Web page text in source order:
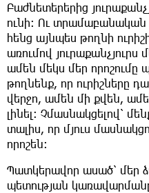
Բաժնետերերից
ունի: Ու տրամաբանական
հենց այնպես թողնի
առումով յուրաքանչյուրս
ամեն մեկս մեր որոշումը
թողնենք, որ ուրիշները
վերջո, ամեն մի քվեն,
լինել: Չմասնակցելով՝
տալիս, որ մյուս
որոշեն:
Պատկերավոր ասած՝ մեր
պետության